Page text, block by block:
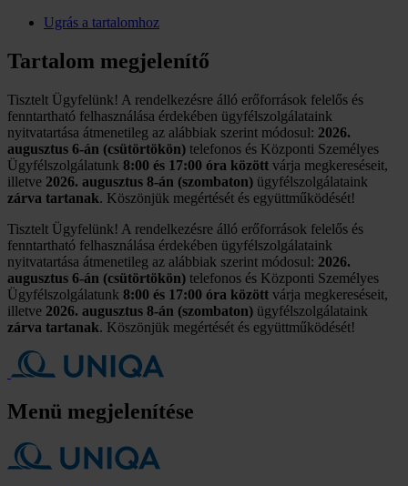
Ugrás a tartalomhoz
Tartalom megjelenítő
Tisztelt Ügyfelünk! A rendelkezésre álló erőforrások felelős és
fenntartható felhasználása érdekében ügyfélszolgálataink
nyitvatartása átmenetileg az alábbiak szerint módosul: 2026.
augusztus 6-án (csütörtökön) telefonos és Központi Személyes
Ügyfélszolgálatunk 8:00 és 17:00 óra között várja megkereséseit,
illetve 2026. augusztus 8-án (szombaton) ügyfélszolgálataink
zárva tartanak. Köszönjük megértését és együttműködését!
Tisztelt Ügyfelünk! A rendelkezésre álló erőforrások felelős és
fenntartható felhasználása érdekében ügyfélszolgálataink
nyitvatartása átmenetileg az alábbiak szerint módosul: 2026.
augusztus 6-án (csütörtökön) telefonos és Központi Személyes
Ügyfélszolgálatunk 8:00 és 17:00 óra között várja megkereséseit,
illetve 2026. augusztus 8-án (szombaton) ügyfélszolgálataink
zárva tartanak. Köszönjük megértését és együttműködését!
Menü megjelenítése